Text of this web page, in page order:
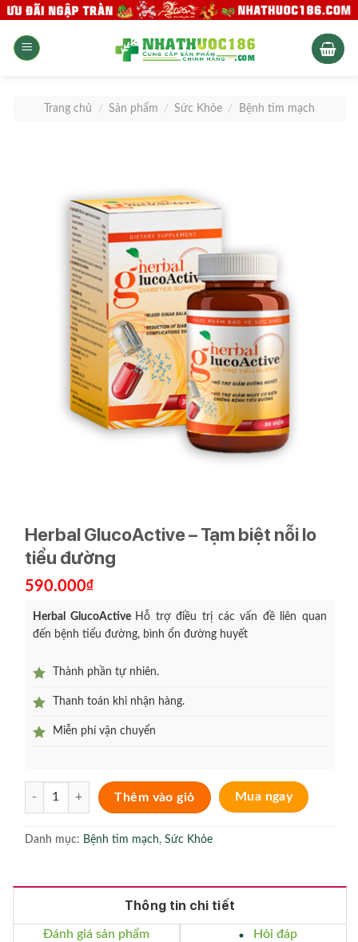
Skip
content
Trang chủ / Sản phẩm / Sức Khỏe / Bệnh tim mạch
Herbal GlucoActive – Tạm biệt nỗi lo
tiểu đường
590.000₫
Herbal GlucoActive Hỗ trợ điều trị các vấn đề liên quan
đến bệnh tiểu đường, bình ổn đường huyết
Thành phần tự nhiên.
Thanh toán khi nhận hàng.
Miễn phí vận chuyển
Herbal GlucoActive - Tạm biệt nỗi lo tiểu đường số lượng
Thêm vào giỏ Mua ngay
Danh mục: Bệnh tim mạch, Sức Khỏe
Thông tin chi tiết
Đánh giá sản phẩm Hỏi đáp